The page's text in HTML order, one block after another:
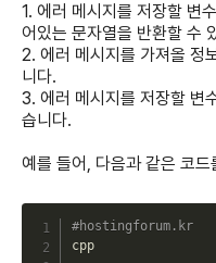
1. 에러 메시지를 저장할 변
어있는 문자열을 반환할 수
2. 에러 메시지를 가져올 정
니다.
3. 에러 메시지를 저장할 변
습니다.
예를 들어, 다음과 같은 코
#hostingforum.kr
cpp